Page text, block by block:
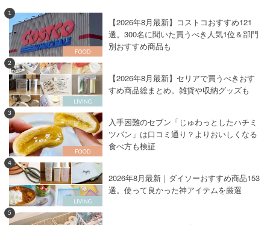
1
【2026年8月最新】コストコおすすめ121
選。300名に聞いた買うべき人気1位＆部門
別おすすめ商品も
2
【2026年8月最新】セリアで買うべきおす
すめ商品総まとめ。雑貨や収納グッズも
3
入手困難のセブン「じゅわっとしたハチミ
ツパン」は口コミ通り？よりおいしくなる
食べ方も検証
4
2026年8月最新｜ダイソーおすすめ商品153
選。使って良かった神アイテムを厳選
5